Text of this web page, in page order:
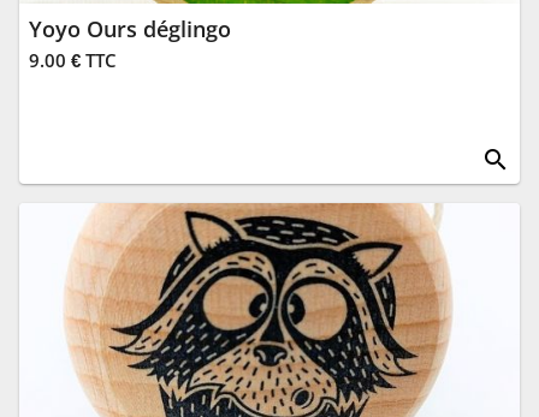
Yoyo Ours déglingo
9.00 € TTC
search